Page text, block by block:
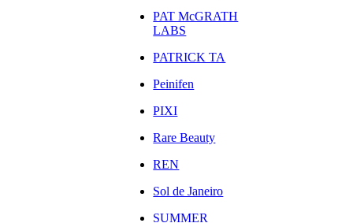
PAT McGRATH
LABS
PATRICK TA
Peinifen
PIXI
Rare Beauty
REN
Sol de Janeiro
SUMMER